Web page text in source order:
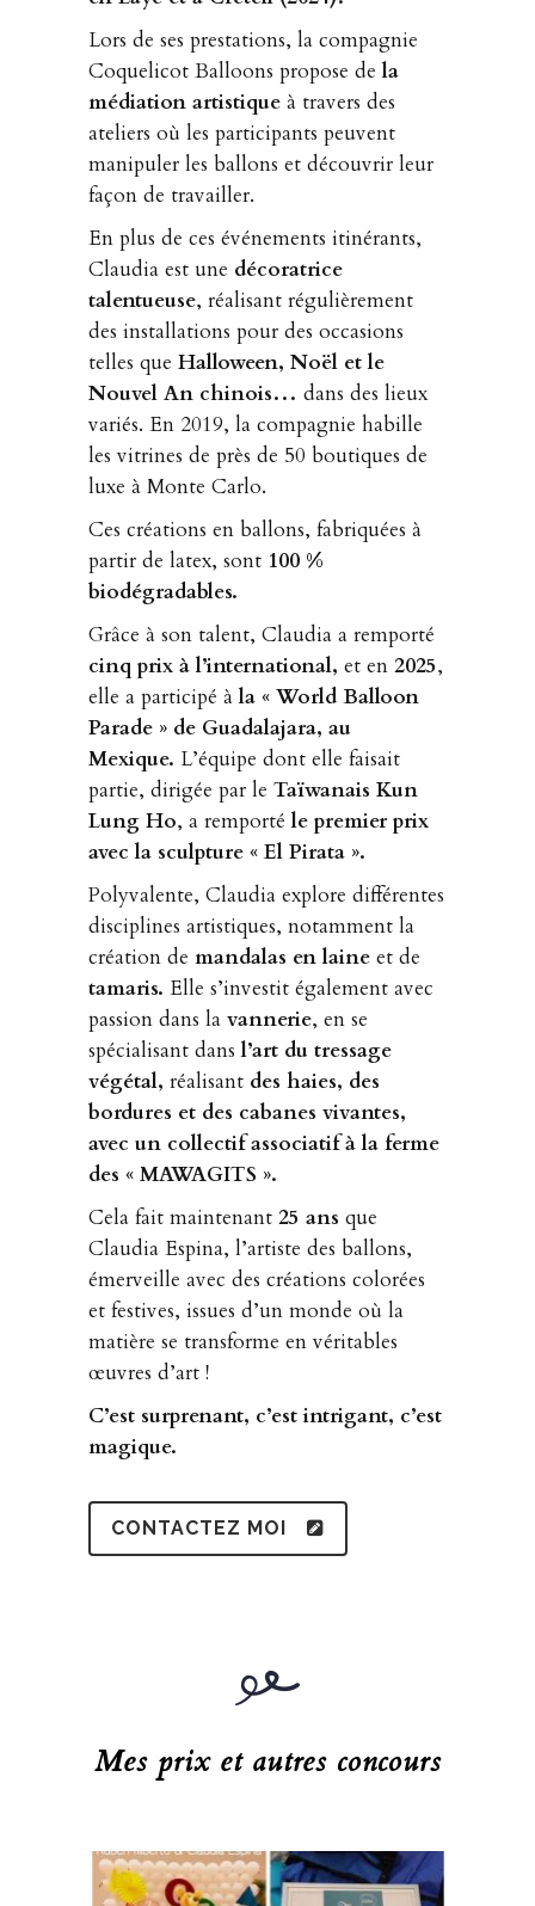
Lors de ses prestations, la compagnie
Coquelicot Balloons propose de la
médiation artistique à travers des
ateliers où les participants peuvent
manipuler les ballons et découvrir leur
façon de travailler.
En plus de ces événements itinérants,
Claudia est une décoratrice
talentueuse, réalisant régulièrement
des installations pour des occasions
telles que Halloween, Noël et le
Nouvel An chinois… dans des lieux
variés. En 2019, la compagnie habille
les vitrines de près de 50 boutiques de
luxe à Monte Carlo.
Ces créations en ballons, fabriquées à
partir de latex, sont 100 %
biodégradables.
Grâce à son talent, Claudia a remporté
cinq prix à l’international, et en 2025,
elle a participé àla « World Balloon
Parade » de Guadalajara, au
Mexique. L’équipe dont elle faisait
partie, dirigée par le Taïwanais Kun
Lung Ho, a remporté le premier prix
avec la sculpture « El Pirata ».
Polyvalente, Claudia explore différentes
disciplines artistiques, notamment la
création de mandalas en laine et de
tamaris. Elle s’investit également avec
passion dans la vannerie, en se
spécialisant dans l’art du tressage
végétal, réalisant des haies, des
bordures et des cabanes vivantes,
avec un collectif associatif à la ferme
des « MAWAGITS ».
Cela fait maintenant 25 ans que
Claudia Espina, l’artiste des ballons,
émerveille avec des créations colorées
et festives, issues d’un monde où la
matière se transforme en véritables
œuvres d’art !
C’est surprenant, c’est intrigant, c’est
magique.
CONTACTEZ MOI
Mes prix et autres concours